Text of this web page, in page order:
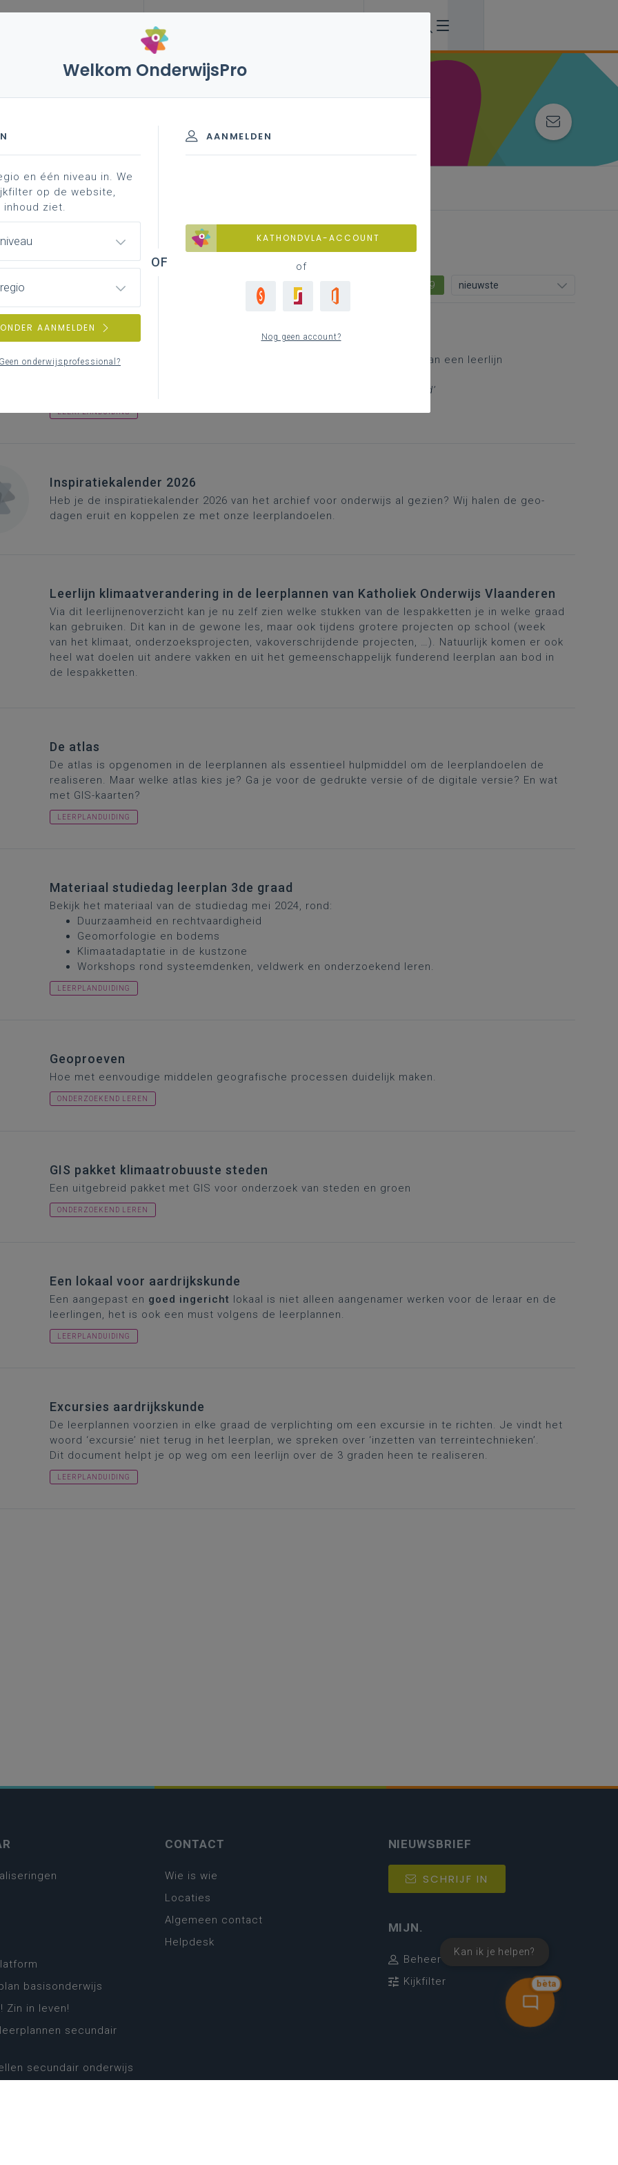
vakken en leerplannen 3de graad
materiaal
- D/A-finaliteit
achtergrond
9 nieuwste
Op weg naar een leerlijn terreintechnieken
Een fiche die de vakgroep aardrijkskunde kan helpen bij het opstellen van een leerlijn
Want ‘onze leerlingen zetten terreintechnieken functioneel in, in elke graad’
LEERPLANDUIDING
Inspiratiekalender 2026
Heb je de inspiratiekalender 2026 van het archief voor onderwijs al gezien? Wij halen de geo-
dagen eruit en koppelen ze met onze leerplandoelen.
Leerlijn klimaatverandering in de leerplannen van Katholiek Onderwijs Vlaanderen
Via dit leerlijnenoverzicht kan je nu zelf zien welke stukken van de lespakketten je in welke graad
kan gebruiken. Dit kan in de gewone les, maar ook tijdens grotere projecten op school (week
van het klimaat, onderzoeksprojecten, vakoverschrijdende projecten, …). Natuurlijk komen er ook
heel wat doelen uit andere vakken en uit het gemeenschappelijk funderend leerplan aan bod in
de lespakketten.
De atlas
De atlas is opgenomen in de leerplannen als essentieel hulpmiddel om de leerplandoelen de
realiseren. Maar welke atlas kies je? Ga je voor de gedrukte versie of de digitale versie? En wat
met GIS-kaarten?
LEERPLANDUIDING
Materiaal studiedag leerplan 3de graad
Bekijk het materiaal van de studiedag mei 2024, rond:
Duurzaamheid en rechtvaardigheid
Geomorfologie en bodems
Klimaatadaptatie in de kustzone
Workshops rond systeemdenken, veldwerk en onderzoekend leren.
LEERPLANDUIDING
Geoproeven
Hoe met eenvoudige middelen geografische processen duidelijk maken.
ONDERZOEKEND LEREN
GIS pakket klimaatrobuuste steden
Een uitgebreid pakket met GIS voor onderzoek van steden en groen
ONDERZOEKEND LEREN
Een lokaal voor aardrijkskunde
Een aangepast en goed ingericht lokaal is niet alleen aangenamer werken voor de leraar en de
leerlingen, het is ook een must volgens de leerplannen.
LEERPLANDUIDING
Excursies aardrijkskunde
De leerplannen voorzien in elke graad de verplichting om een excursie in te richten. Je vindt het
woord ‘excursie’ niet terug in het leerplan, we spreken over ‘inzetten van terreintechnieken’.
Dit document helpt je op weg om een leerlijn over de 3 graden heen te realiseren.
LEERPLANDUIDING
bèta
Kan ik je helpen?
basisonderwijs
Zin in leven!
secundair
secundair onderwijs
CONTACT
Wie is wie
Locaties
Algemeen contact
Helpdesk
NIEUWSBRIEF
SCHRIJF IN
MIJN.
Beheer
Kijkfilter
Welkom OnderwijsPro
AANMELDEN
KATHONDVLA-ACCOUNT
of
Nog geen account?
en één niveau in. We
op de website,
ziet.
AANMELDEN
Geen onderwijsprofessional?